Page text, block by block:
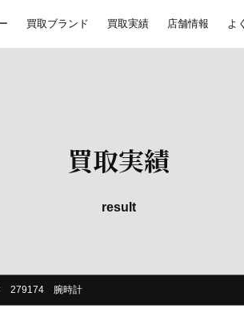
買取ブランド 買取実績 店舗情報 よ
買取実績
result
279174 腕時計